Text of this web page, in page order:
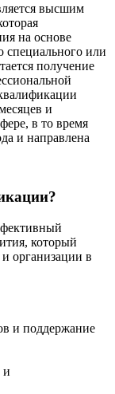
высшим
на основе
специального или
получение
и
в то время
и направлена
который
организации в
и поддержание
и